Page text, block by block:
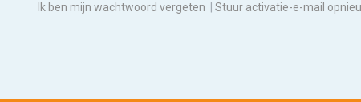
Ik ben mijn wachtwoord vergeten Stuur activatie-e-mail